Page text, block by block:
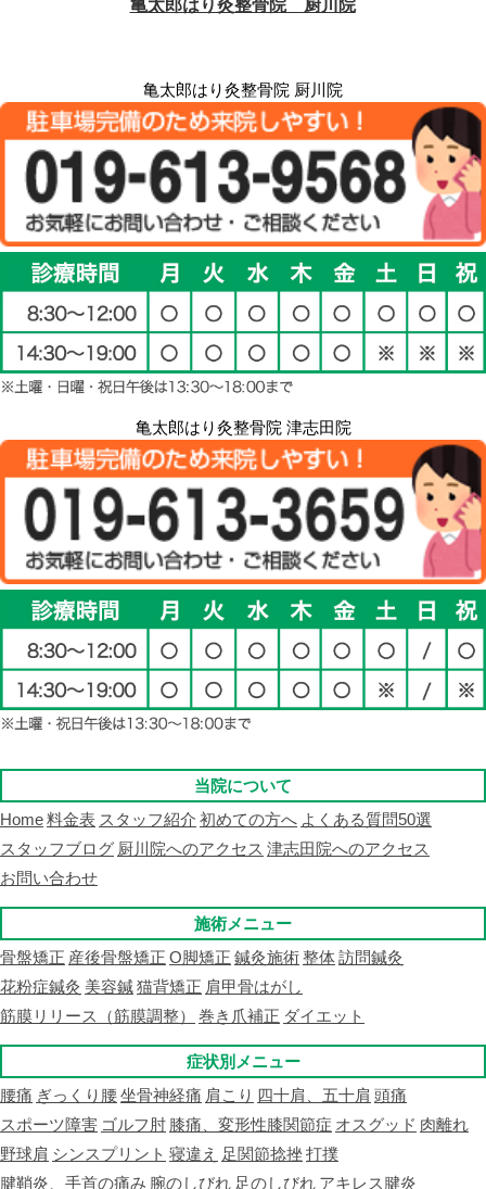
亀太郎はり灸整骨院 厨川院
亀太郎はり灸整骨院 津志田院
当院について
Home料金表 スタッフ紹介 初めての方へ よくある質問50選
スタッフブログ 厨川院へのアクセス 津志田院へのアクセス
お問い合わせ
施術メニュー
骨盤矯正 産後骨盤矯正 O脚矯正 鍼灸施術整体訪問鍼灸
花粉症鍼灸 美容鍼猫背矯正 肩甲骨はがし
筋膜リリース（筋膜調整）
巻き爪補正 ダイエット
症状別メニュー
腰痛 ぎっくり腰坐骨神経痛 肩こり 四十肩、五十肩 頭痛
スポーツ障害 ゴルフ肘 膝痛、変形性膝関節症 オスグッド 肉離れ
野球肩 シンスプリント 寝違え 足関節捻挫打撲
腱鞘炎、手首の痛み 腕のしびれ 足のしびれ アキレス腱炎